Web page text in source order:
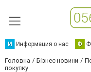
И Информация о нас Ф
Головна Бізнес новини
покупку